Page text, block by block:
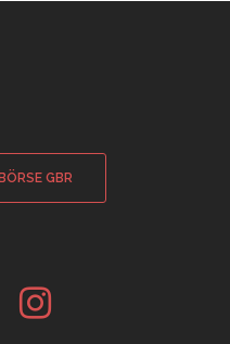
GBR
Glockenbörse
Instagram
Glockenbörse